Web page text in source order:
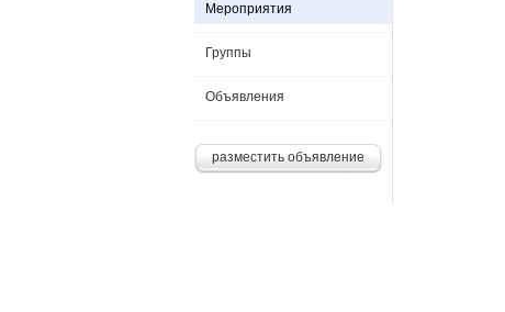
Мероприятия
Группы
Объявления
разместить объявление